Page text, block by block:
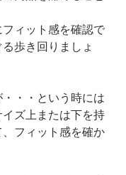
ィット感を確認で
歩き回りましょ
・・という時には
ズ上または下を持
フィット感を確か